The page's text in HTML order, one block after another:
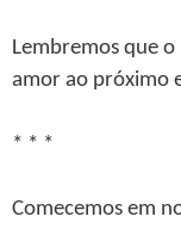
Lembremos que
amor ao próximo
* * *
Comecemos em